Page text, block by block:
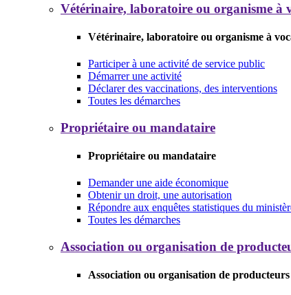
Vétérinaire, laboratoire ou organisme à
Vétérinaire, laboratoire ou organisme à
Participer à une activité de service public
Démarrer une activité
Déclarer des vaccinations, des interventions
Toutes les démarches
Propriétaire ou mandataire
Propriétaire ou mandataire
Demander une aide économique
Obtenir un droit, une autorisation
Répondre aux enquêtes statistiques du
Toutes les démarches
Association ou organisation de
Association ou organisation de producteurs